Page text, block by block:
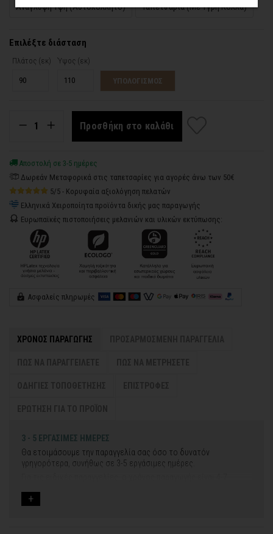
Ανάγλυφη Υφή (Αυτοκόλλητο) Ταπετσαρία (Με Υγρή Κόλλα)
Επιλέξτε διάσταση
Πλάτος (εκ) Ύψος (εκ)
ΥΠΟΛΟΓΙΣΜΟΣ
Προσθήκη στο καλάθι
Αποστολή σε 3-5 ημέρες
Δωρεάν Μεταφορικά στις ταπετσαρίες για αγορές άνω των 50€
5/5 - Κορυφαία αξιολόγηση πελατών
Ελληνικά Χειροποίητα προϊόντα δικής μας παραγωγής
Ευρωπαϊκές πιστοποιήσεις μελανιών και υλικών εκτύπωσης:
Ασφαλείς πληρωμές
ΧΡΟΝΟΣ ΠΑΡΑΓΩΓΗΣ
3 - 5 ΕΡΓΑΣΙΜΕΣ ΗΜΕΡΕΣ
Θα ετοιμάσουμε την παραγγελία σας όσο το δυνατόν
γρηγορότερα, συνήθως σε 3-5 εργάσιμες ημέρες.
Εάν η αποστολή πραγματοποιείται κατά τη διάρκεια μεγάλων